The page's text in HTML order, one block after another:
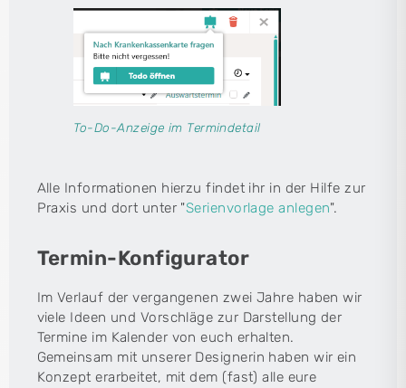
To-Do-Anzeige im Termindetail
Alle Informationen hierzu findet ihr in der Hilfe zur
Praxis und dort unter "Serienvorlage anlegen".
Termin-Konfigurator
Im Verlauf der vergangenen zwei Jahre haben wir
viele Ideen und Vorschläge zur Darstellung der
Termine im Kalender von euch erhalten.
Gemeinsam mit unserer Designerin haben wir ein
Konzept erarbeitet, mit dem (fast) alle eure